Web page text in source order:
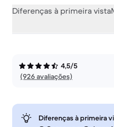
Diferenças à primeira vista
4,5/5
(926 avaliações)
Diferenças à primeira